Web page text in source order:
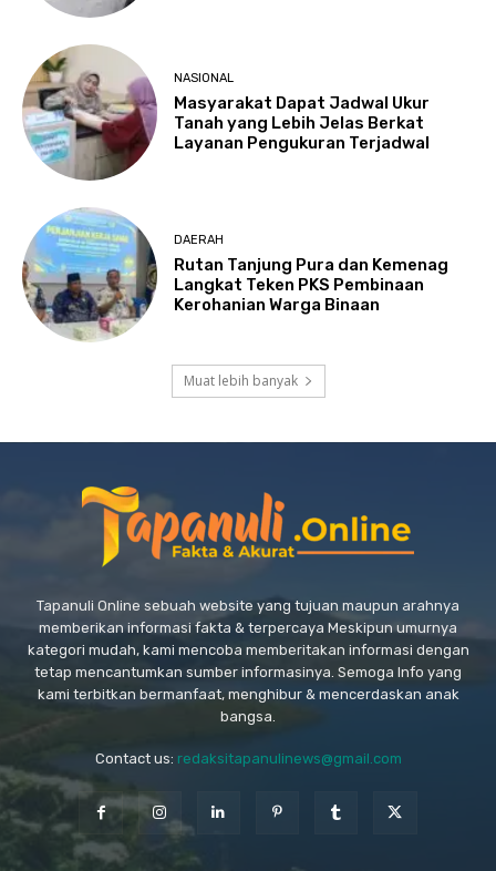
NASIONAL
Masyarakat Dapat Jadwal Ukur
Tanah yang Lebih Jelas Berkat
Layanan Pengukuran Terjadwal
DAERAH
Rutan Tanjung Pura dan Kemenag
Langkat Teken PKS Pembinaan
Kerohanian Warga Binaan
Muat lebih banyak
Tapanuli Online sebuah website yang tujuan maupun arahnya
memberikan informasi fakta & terpercaya Meskipun umurnya
kategori mudah, kami mencoba memberitakan informasi dengan
tetap mencantumkan sumber informasinya. Semoga Info yang
kami terbitkan bermanfaat, menghibur & mencerdaskan anak
bangsa.
Contact us: redaksitapanulinews@gmail.com